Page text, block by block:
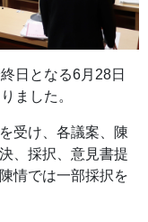
日となる6月28日
ました。
受け、各議案、陳
、採択、意見書提
情では一部採択を